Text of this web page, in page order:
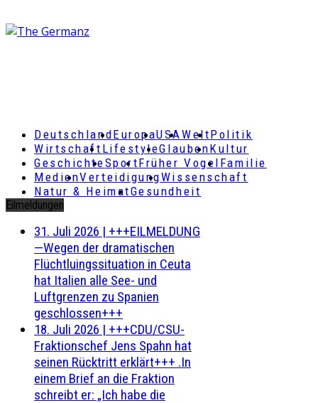
DeutschlandEuropaUSAWeltPolitik
Wirtschaft LifestyleGlaubenKultur
GeschichteSportFrüher Vogel Familie
MedienVerteidigungWissenschaft
Natur & HeimatGesundheit
Eilmeldungen
31. Juli 2026 | +++EILMELDUNG
—Wegen der dramatischen
Flüchtluingssituation in Ceuta
hat Italien alle See- und
Luftgrenzen zu Spanien
geschlossen+++
18. Juli 2026 | +++CDU/CSU-
Fraktionschef Jens Spahn hat
seinen Rücktritt erklärt+++ .In
einem Brief an die Fraktion
schreibt er: „Ich habe die